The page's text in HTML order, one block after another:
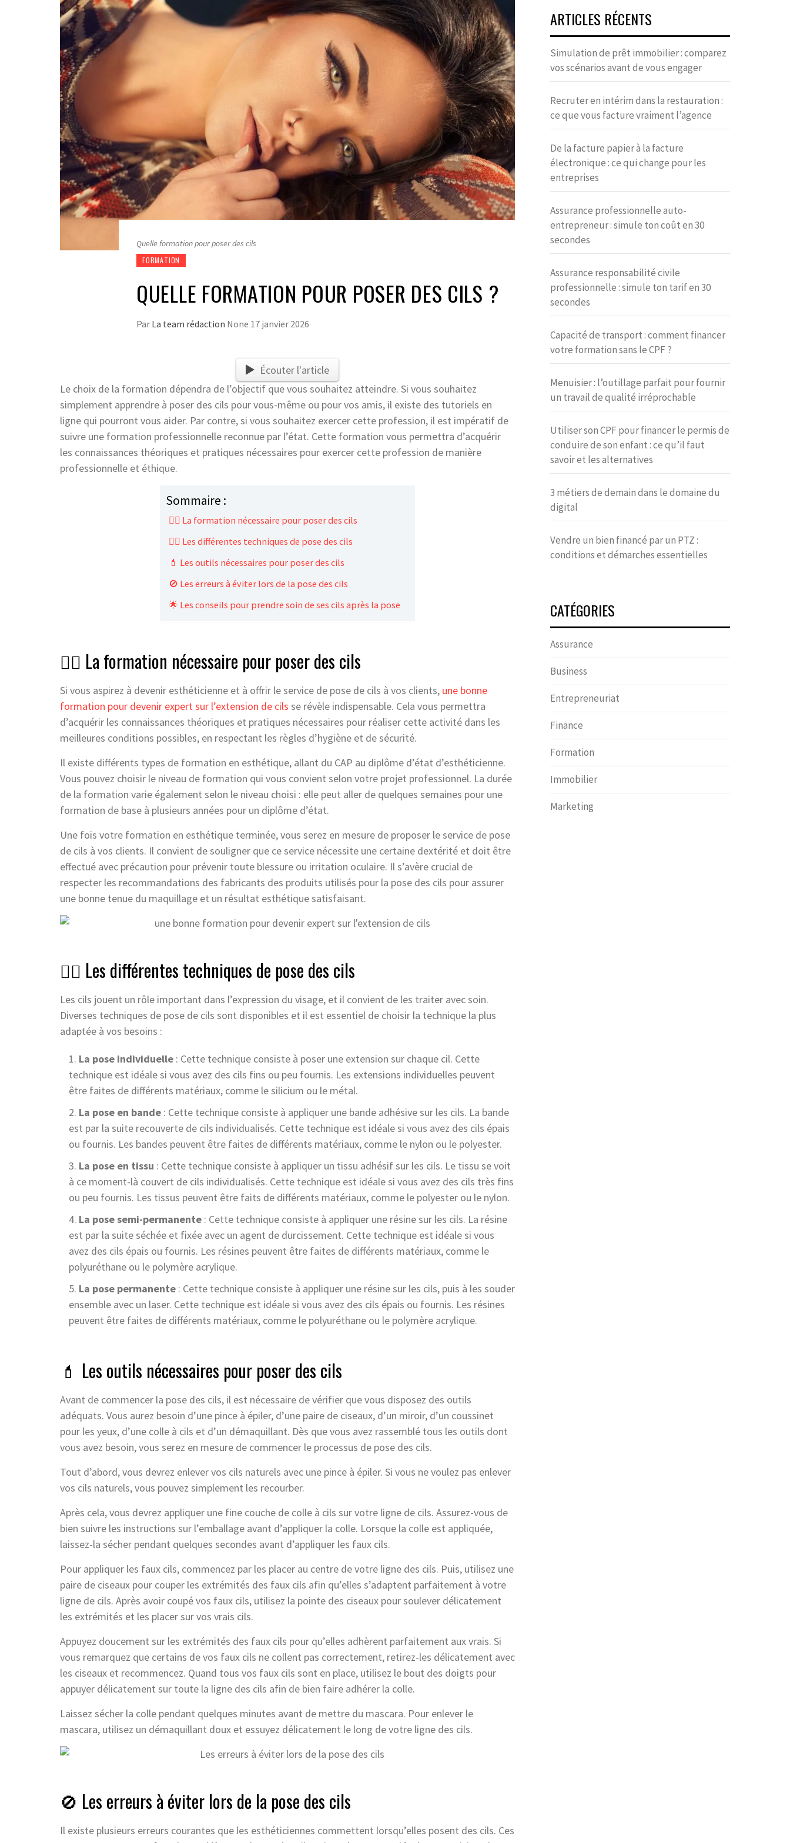
Quelle formation pour poser des cils
FORMATION
QUELLE FORMATION POUR POSER DES CILS ?
Par La team rédaction None 17 janvier 2026
Écouter l'article
Le choix de la formation dépendra de l’objectif que vous souhaitez atteindre. Si vous souhaitez
simplement apprendre à poser des cils pour vous-même ou pour vos amis, il existe des tutoriels en
ligne qui pourront vous aider. Par contre, si vous souhaitez exercer cette profession, il est impératif de
suivre une formation professionnelle reconnue par l’état. Cette formation vous permettra d’acquérir
les connaissances théoriques et pratiques nécessaires pour exercer cette profession de manière
professionnelle et éthique.
Sommaire :
💁‍♀️ La formation nécessaire pour poser des cils
💁‍♀️ Les différentes techniques de pose des cils
💄 Les outils nécessaires pour poser des cils
🚫 Les erreurs à éviter lors de la pose des cils
🌟 Les conseils pour prendre soin de ses cils après la pose
💁‍♀️ La formation nécessaire pour poser des cils
Si vous aspirez à devenir esthéticienne et à offrir le service de pose de cils à vos clients, une bonne
formation pour devenir expert sur l’extension de cils se révèle indispensable. Cela vous permettra
d’acquérir les connaissances théoriques et pratiques nécessaires pour réaliser cette activité dans les
meilleures conditions possibles, en respectant les règles d’hygiène et de sécurité.
Il existe différents types de formation en esthétique, allant du CAP au diplôme d’état d’esthéticienne.
Vous pouvez choisir le niveau de formation qui vous convient selon votre projet professionnel. La durée
de la formation varie également selon le niveau choisi : elle peut aller de quelques semaines pour une
formation de base à plusieurs années pour un diplôme d’état.
Une fois votre formation en esthétique terminée, vous serez en mesure de proposer le service de pose
de cils à vos clients. Il convient de souligner que ce service nécessite une certaine dextérité et doit être
effectué avec précaution pour prévenir toute blessure ou irritation oculaire. Il s’avère crucial de
respecter les recommandations des fabricants des produits utilisés pour la pose des cils pour assurer
une bonne tenue du maquillage et un résultat esthétique satisfaisant.
💁‍♀️ Les différentes techniques de pose des cils
Les cils jouent un rôle important dans l’expression du visage, et il convient de les traiter avec soin.
Diverses techniques de pose de cils sont disponibles et il est essentiel de choisir la technique la plus
adaptée à vos besoins :
La pose individuelle : Cette technique consiste à poser une extension sur chaque cil. Cette
technique est idéale si vous avez des cils fins ou peu fournis. Les extensions individuelles peuvent
être faites de différents matériaux, comme le silicium ou le métal.
La pose en bande : Cette technique consiste à appliquer une bande adhésive sur les cils. La bande
est par la suite recouverte de cils individualisés. Cette technique est idéale si vous avez des cils épais
ou fournis. Les bandes peuvent être faites de différents matériaux, comme le nylon ou le polyester.
La pose en tissu : Cette technique consiste à appliquer un tissu adhésif sur les cils. Le tissu se voit
à ce moment-là couvert de cils individualisés. Cette technique est idéale si vous avez des cils très fins
ou peu fournis. Les tissus peuvent être faits de différents matériaux, comme le polyester ou le nylon.
La pose semi-permanente : Cette technique consiste à appliquer une résine sur les cils. La résine
est par la suite séchée et fixée avec un agent de durcissement. Cette technique est idéale si vous
avez des cils épais ou fournis. Les résines peuvent être faites de différents matériaux, comme le
polyuréthane ou le polymère acrylique.
La pose permanente : Cette technique consiste à appliquer une résine sur les cils, puis à les souder
ensemble avec un laser. Cette technique est idéale si vous avez des cils épais ou fournis. Les résines
peuvent être faites de différents matériaux, comme le polyuréthane ou le polymère acrylique.
💄 Les outils nécessaires pour poser des cils
Avant de commencer la pose des cils, il est nécessaire de vérifier que vous disposez des outils
adéquats. Vous aurez besoin d’une pince à épiler, d’une paire de ciseaux, d’un miroir, d’un coussinet
pour les yeux, d’une colle à cils et d’un démaquillant. Dès que vous avez rassemblé tous les outils dont
vous avez besoin, vous serez en mesure de commencer le processus de pose des cils.
Tout d’abord, vous devrez enlever vos cils naturels avec une pince à épiler. Si vous ne voulez pas enlever
vos cils naturels, vous pouvez simplement les recourber.
Après cela, vous devrez appliquer une fine couche de colle à cils sur votre ligne de cils. Assurez-vous de
bien suivre les instructions sur l’emballage avant d’appliquer la colle. Lorsque la colle est appliquée,
laissez-la sécher pendant quelques secondes avant d’appliquer les faux cils.
Pour appliquer les faux cils, commencez par les placer au centre de votre ligne des cils. Puis, utilisez une
paire de ciseaux pour couper les extrémités des faux cils afin qu’elles s’adaptent parfaitement à votre
ligne de cils. Après avoir coupé vos faux cils, utilisez la pointe des ciseaux pour soulever délicatement
les extrémités et les placer sur vos vrais cils.
Appuyez doucement sur les extrémités des faux cils pour qu’elles adhèrent parfaitement aux vrais. Si
vous remarquez que certains de vos faux cils ne collent pas correctement, retirez-les délicatement avec
les ciseaux et recommencez. Quand tous vos faux cils sont en place, utilisez le bout des doigts pour
appuyer délicatement sur toute la ligne des cils afin de bien faire adhérer la colle.
Laissez sécher la colle pendant quelques minutes avant de mettre du mascara. Pour enlever le
mascara, utilisez un démaquillant doux et essuyez délicatement le long de votre ligne des cils.
🚫 Les erreurs à éviter lors de la pose des cils
Il existe plusieurs erreurs courantes que les esthéticiennes commettent lorsqu’elles posent des cils. Ces
ARTICLES RÉCENTS
Simulation de prêt immobilier : comparez
vos scénarios avant de vous engager
Recruter en intérim dans la restauration :
ce que vous facture vraiment l’agence
De la facture papier à la facture
électronique : ce qui change pour les
entreprises
Assurance professionnelle auto-
entrepreneur : simule ton coût en 30
secondes
Assurance responsabilité civile
professionnelle : simule ton tarif en 30
secondes
Capacité de transport : comment financer
votre formation sans le CPF ?
Menuisier : l’outillage parfait pour fournir
un travail de qualité irréprochable
Utiliser son CPF pour financer le permis de
conduire de son enfant : ce qu’il faut
savoir et les alternatives
3 métiers de demain dans le domaine du
digital
Vendre un bien financé par un PTZ :
conditions et démarches essentielles
CATÉGORIES
Assurance
Business
Entrepreneuriat
Finance
Formation
Immobilier
Marketing